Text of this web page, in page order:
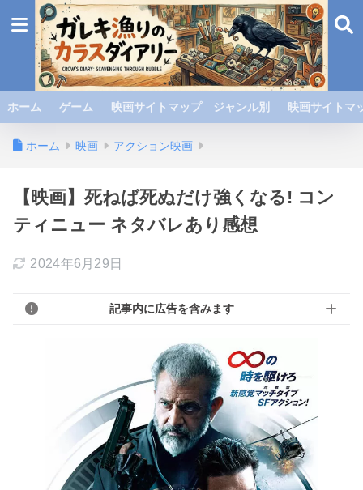
ホーム ゲーム 映画サイトマップ ジャンル別 映画サイト
ホーム 映画 アクション映画
【映画】死ねば死ぬだけ強くなる! コン
ティニュー ネタバレあり感想
2024年6月29日
記事内に広告を含みます